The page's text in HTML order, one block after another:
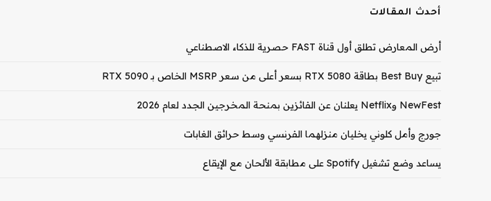
أحدث المقالات
أرض المعارض تطلق أول قناة FAST حصرية للذكاء الاصطناعي
تبيع Best Buy بطاقة RTX 5080 بسعر أعلى من سعر MSRP الخاص بـ RTX 5090
NewFest وNetflix يعلنان عن الفائزين بمنحة المخرجين الجدد لعام 2026
جورج وأمل كلوني يخليان منزلهما الفرنسي وسط حرائق الغابات
يساعد وضع تشغيل Spotify على مطابقة الألحان مع الإيقاع